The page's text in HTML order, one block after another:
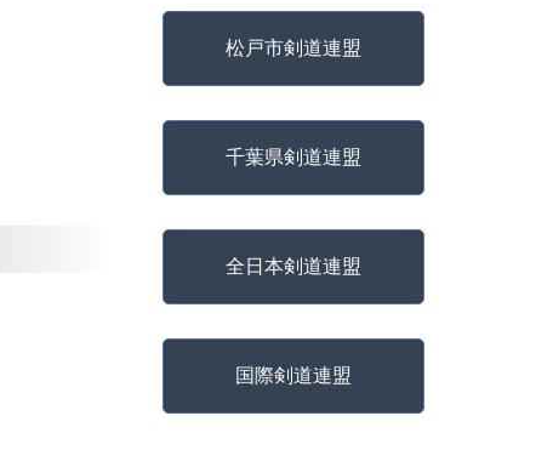
松戸市剣道連盟
千葉県剣道連盟
全日本剣道連盟
国際剣道連盟